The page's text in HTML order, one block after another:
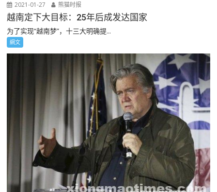
2021-01-27 熊猫时报
越南定下大目标：25年后成发达国家
为了实现“越南梦”，十三大明确提...
網文